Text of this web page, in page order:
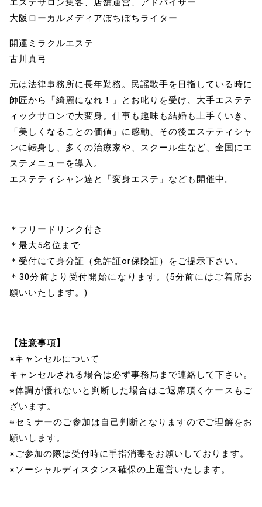
エステサロン集客、店舗運営、アドバイザー
大阪ローカルメディアぼちぼちライター
開運ミラクルエステ
古川真弓
元は法律事務所に長年勤務。民謡歌手を目指している時に
師匠から「綺麗になれ！」とお叱りを受け、大手エステテ
ィックサロンで大変身。仕事も趣味も結婚も上手くいき、
「美しくなることの価値」に感動、その後エステティシャ
ンに転身し、多くの治療家や、スクール生など、全国にエ
ステメニューを導入。
エステティシャン達と「変身エステ」なども開催中。
＊フリードリンク付き
＊最大5名位まで
＊受付にて身分証（免許証or保険証）をご提示下さい。
＊30分前より受付開始になります。(5分前にはご着席お
願いいたします。)
【注意事項】
※キャンセルについて
キャンセルされる場合は必ず事務局まで連絡して下さい。
※体調が優れないと判断した場合はご退席頂くケースもご
ざいます。
※セミナーのご参加は自己判断となりますのでご理解をお
願いします。
※ご参加の際は受付時に手指消毒をお願いしております。
※ソーシャルディスタンス確保の上運営いたします。